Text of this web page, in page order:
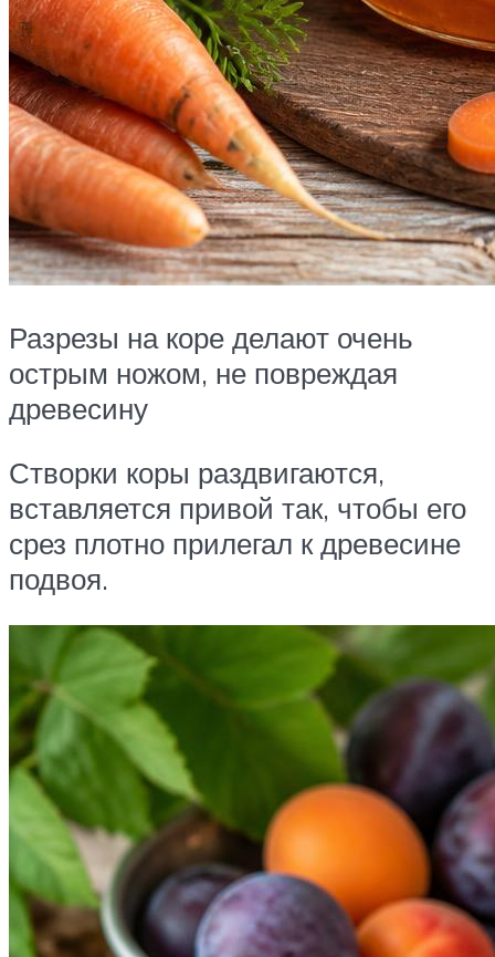
Разрезы на коре делают очень
острым ножом, не повреждая
древесину
Створки коры раздвигаются,
вставляется привой так, чтобы его
срез плотно прилегал к древесине
подвоя.